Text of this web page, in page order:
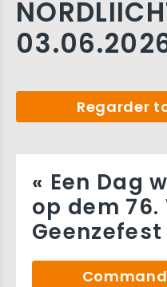
Regarder
« Een Dag
op dem 76.
Geenzefest